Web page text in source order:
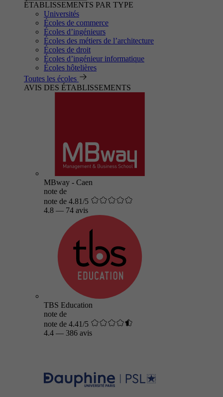
ÉTABLISSEMENTS PAR TYPE
Universités
Écoles de commerce
Écoles d’ingénieurs
Écoles des métiers de l’architecture
Écoles de droit
Écoles d’ingénieur informatique
Écoles hôtelières
Toutes les écoles
AVIS DES ÉTABLISSEMENTS
MBway - Caen
note de
note de 4.81/5
4.8 — 74 avis
TBS Education
note de
note de 4.41/5
4.4 — 386 avis